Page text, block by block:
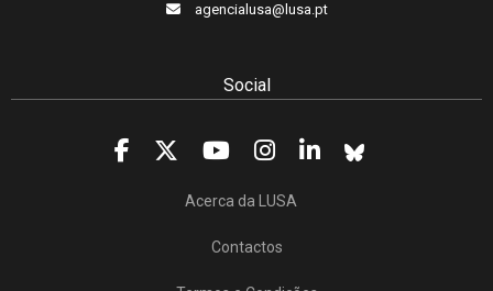
agencialusa@lusa.pt
Social
Acerca da LUSA
Contactos